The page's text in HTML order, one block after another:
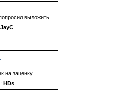
выложить
JayC
на заценку....
HDs